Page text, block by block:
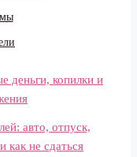
деньги, копилки и
авто, отпуск,
как не сдаться